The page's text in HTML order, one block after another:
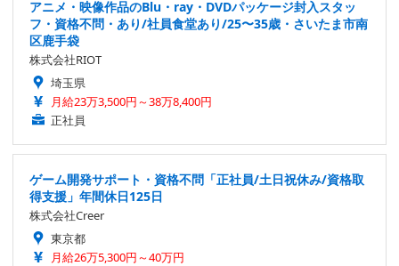
アニメ・映像作品のBlu・ray・DVDパッケージ封入スタッ
フ・資格不問・あり/社員食堂あり/25〜35歳・さいたま市南
区鹿手袋
株式会社RIOT
埼玉県
月給23万3,500円～38万8,400円
正社員
ゲーム開発サポート・資格不問「正社員/土日祝休み/資格取
得支援」年間休日125日
株式会社Creer
東京都
月給26万5,300円～40万円